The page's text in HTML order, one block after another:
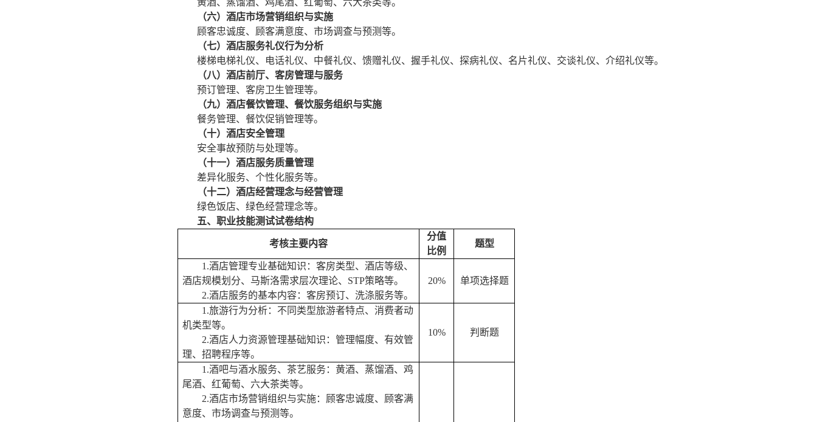
黄酒、蒸馏酒、鸡尾酒、红葡萄、六大茶类等。
（六）酒店市场营销组织与实施
顾客忠诚度、顾客满意度、市场调查与预测等。
（七）酒店服务礼仪行为分析
楼梯电梯礼仪、电话礼仪、中餐礼仪、馈赠礼仪、握手礼仪、探病礼仪、名片礼仪、交谈礼仪、介绍礼仪等。
（八）酒店前厅、客房管理与服务
预订管理、客房卫生管理等。
（九）酒店餐饮管理、餐饮服务组织与实施
餐务管理、餐饮促销管理等。
（十）酒店安全管理
安全事故预防与处理等。
（十一）酒店服务质量管理
差异化服务、个性化服务等。
（十二）酒店经营理念与经营管理
绿色饭店、 绿色经营理念等。
五、职业技能测试试卷结构
考核主要内容
分值
比例
题型
1.酒店管理专业基础知识：客房类型、酒店等级、
酒店规模划分、马斯洛需求层次理论、 STP策略等。
2.酒店服务的基本内容：客房预订、洗涤服务等。
20% 单项选择题
1.旅游行为分析：不同类型旅游者特点、消费者动
机类型等。
2.酒店人力资源管理基础知识 ：管理幅度、有效管
理、招聘程序等。
10% 判断题
1.酒吧与酒水服务、茶艺服务：黄酒、蒸馏酒、鸡
尾酒、红葡萄、六大茶类等。
2.酒店市场营销组织与实施：顾客忠诚度、顾客满
意度、市场调查与预测等。